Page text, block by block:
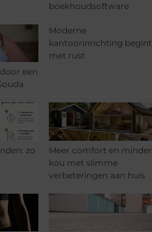
boekhoudsoftware
een
Moderne
kantoorinrichting begint
met rust
zo
Meer comfort en minder
kou met slimme
verbeteringen aan huis